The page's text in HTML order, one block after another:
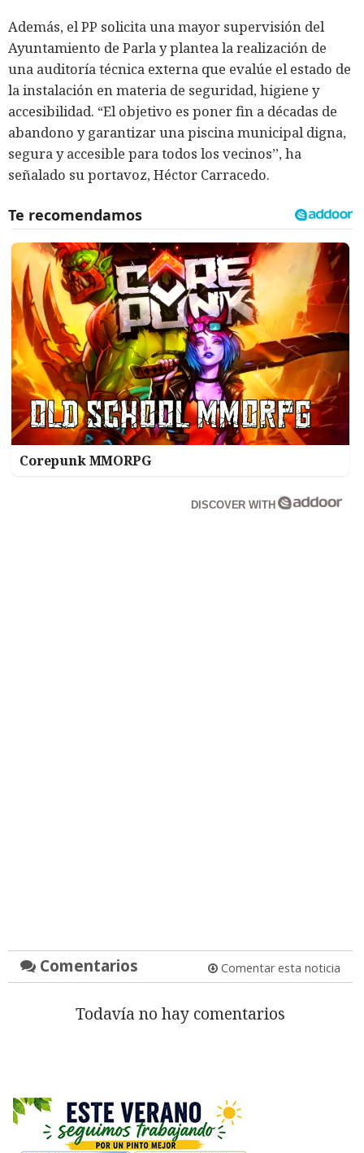
Además, el PP solicita una mayor supervisión del
Ayuntamiento de Parla y plantea la realización de
una auditoría técnica externa que evalúe el estado de
la instalación en materia de seguridad, higiene y
accesibilidad. “El objetivo es poner fin a décadas de
abandono y garantizar una piscina municipal digna,
segura y accesible para todos los vecinos”, ha
señalado su portavoz, Héctor Carracedo.
Corepunk MMORPG
DISCOVER WITH
Comentarios Comentar esta noticia
Todavía no hay comentarios